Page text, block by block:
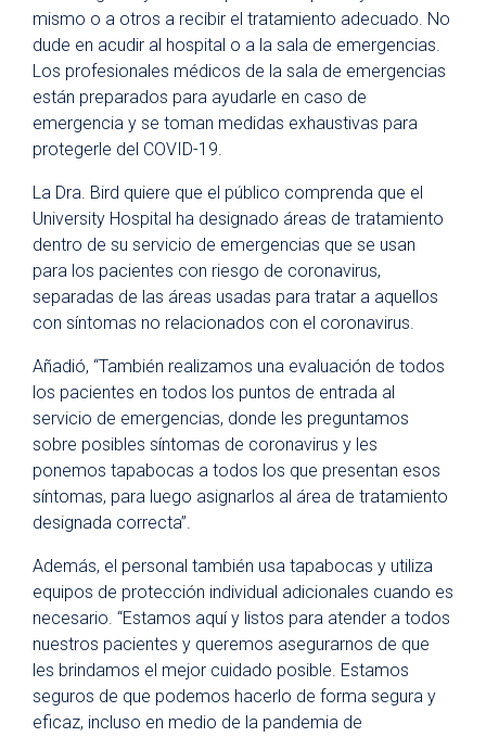
mismo o a otros a recibir el tratamiento adecuado. No
dude en acudir al hospital o a la sala de emergencias.
Los profesionales médicos de la sala de emergencias
están preparados para ayudarle en caso de
emergencia y se toman medidas exhaustivas para
protegerle del COVID-19.
La Dra. Bird quiere que el público comprenda que el
University Hospital ha designado áreas de tratamiento
dentro de su servicio de emergencias que se usan
para los pacientes con riesgo de coronavirus,
separadas de las áreas usadas para tratar a aquellos
con síntomas no relacionados con el coronavirus.
Añadió, “También realizamos una evaluación de todos
los pacientes en todos los puntos de entrada al
servicio de emergencias, donde les preguntamos
sobre posibles síntomas de coronavirus y les
ponemos tapabocas a todos los que presentan esos
síntomas, para luego asignarlos al área de tratamiento
designada correcta”.
Además, el personal también usa tapabocas y utiliza
equipos de protección individual adicionales cuando es
necesario. “Estamos aquí y listos para atender a todos
nuestros pacientes y queremos asegurarnos de que
les brindamos el mejor cuidado posible. Estamos
seguros de que podemos hacerlo de forma segura y
eficaz, incluso en medio de la pandemia de